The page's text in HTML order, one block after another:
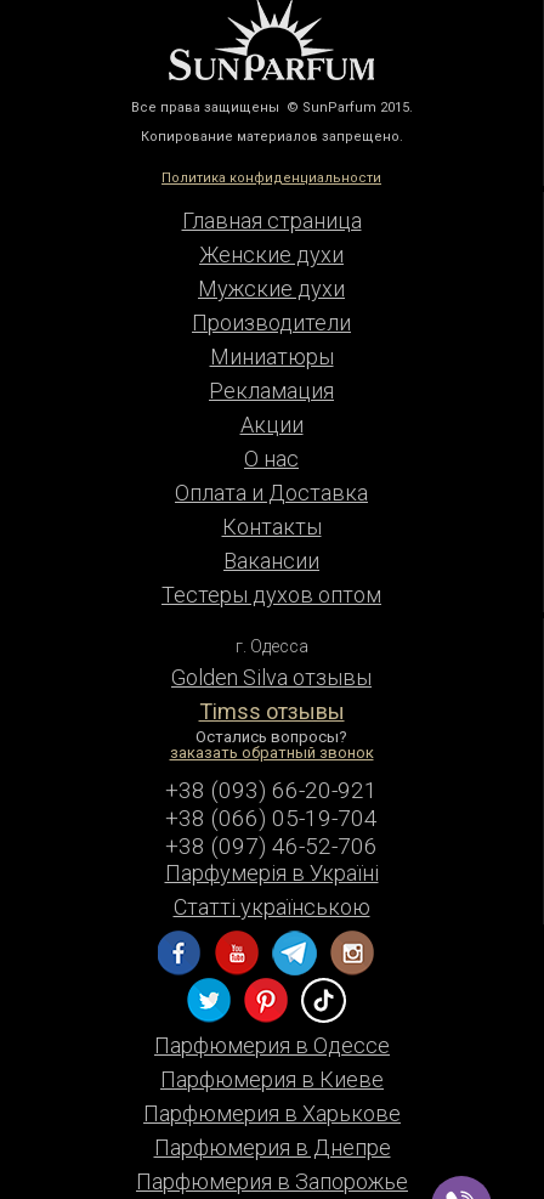
Все права защищены © SunParfum 2015.
Копирование материалов запрещено.
Политика конфиденциальности
Главная страница
Женские духи
Мужские духи
Производители
Миниатюры
Рекламация
Акции
О нас
Оплата и Доставка
Контакты
Вакансии
Тестеры духов оптом
г. Одесса
Golden Silva отзывы
Timss отзывы
Остались вопросы?
заказать обратный звонок
+38 (093) 66-20-921
+38 (066) 05-19-704
+38 (097) 46-52-706
Парфумерiя в Українi
Статті українською
Парфюмерия в Одессе
Парфюмерия в Киеве
Парфюмерия в Харькове
Парфюмерия в Днепре
Парфюмерия в Запорожье